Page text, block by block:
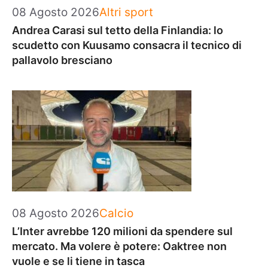
08 Agosto 2026Categorie
Altri sport
Andrea Carasi sul tetto della Finlandia: lo
scudetto con Kuusamo consacra il tecnico di
pallavolo bresciano
08 Agosto 2026Categorie
Calcio
L’Inter avrebbe 120 milioni da spendere sul
mercato. Ma volere è potere: Oaktree non
vuole e se li tiene in tasca